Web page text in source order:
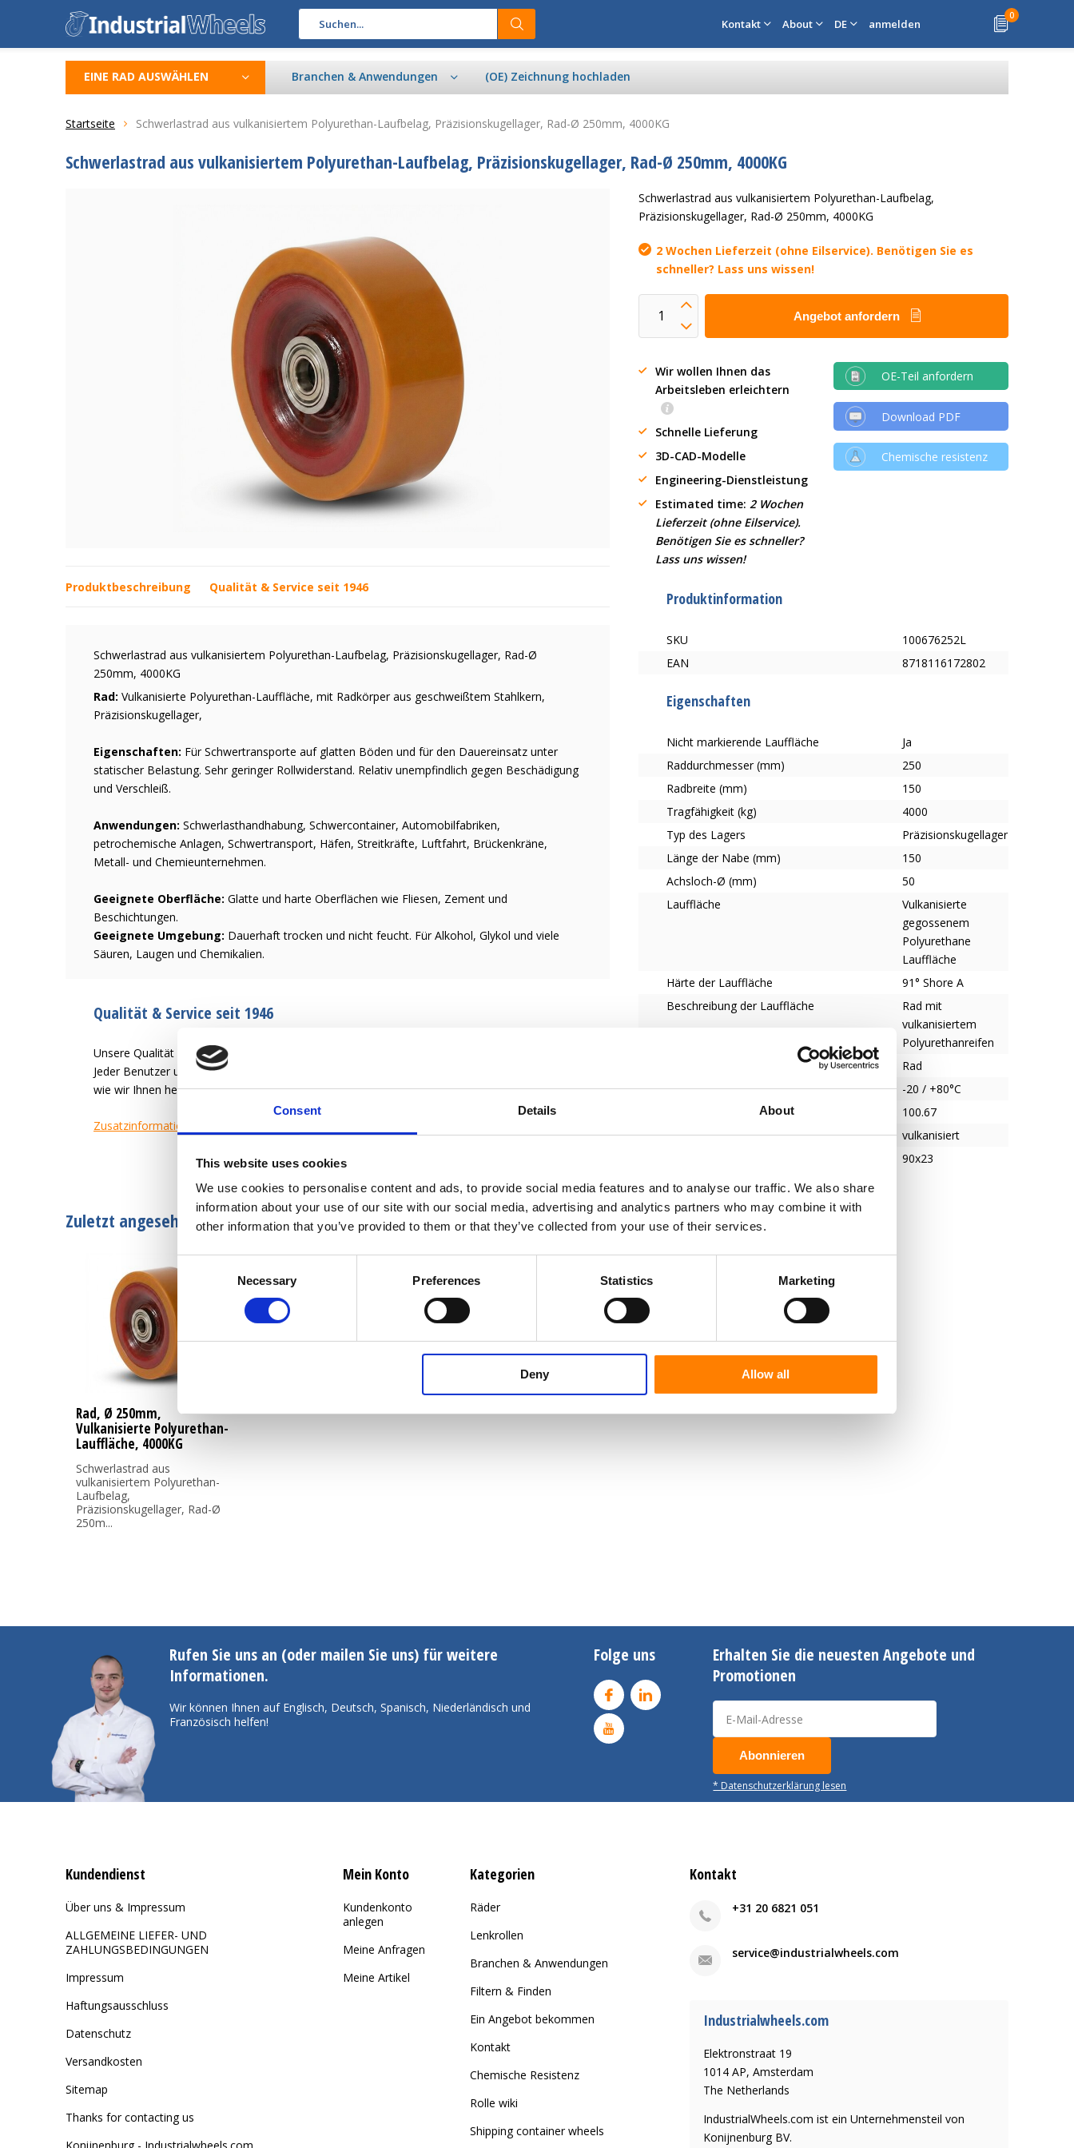
Consent Details About
This website uses cookies
We use cookies to personalise content and ads, to provide social media features and to analyse our traffic. We also share
information about your use of our site with our social media, advertising and analytics partners who may combine it with
other information that you’ve provided to them or that they’ve collected from your use of their services.
Selection
Necessary Preferences Statistics Marketing
Deny Allow all
Kontakt About DE anmelden
0
EINE RAD AUSWÄHLEN Branchen & Anwendungen (OE) Zeichnung hochladen
Startseite Schwerlastrad aus vulkanisiertem Polyurethan-Laufbelag, Präzisionskugellager, Rad-Ø 250mm, 4000KG
Schwerlastrad aus vulkanisiertem Polyurethan-Laufbelag, Präzisionskugellager, Rad-Ø 250mm, 4000KG
Produktbeschreibung Qualität & Service seit 1946
Schwerlastrad aus vulkanisiertem Polyurethan-Laufbelag, Präzisionskugellager, Rad-Ø
250mm, 4000KG
Rad: Vulkanisierte Polyurethan-Lauffläche, mit Radkörper aus geschweißtem Stahlkern,
Präzisionskugellager,
Eigenschaften: Für Schwertransporte auf glatten Böden und für den Dauereinsatz unter
statischer Belastung. Sehr geringer Rollwiderstand. Relativ unempfindlich gegen Beschädigung
und Verschleiß.
Anwendungen: Schwerlasthandhabung, Schwercontainer, Automobilfabriken,
petrochemische Anlagen, Schwertransport, Häfen, Streitkräfte, Luftfahrt, Brückenkräne,
Metall- und Chemieunternehmen.
Geeignete Oberfläche: Glatte und harte Oberflächen wie Fliesen, Zement und
Beschichtungen.
Geeignete Umgebung: Dauerhaft trocken und nicht feucht. Für Alkohol, Glykol und viele
Säuren, Laugen und Chemikalien.
Qualität & Service seit 1946
Unsere Qualität ist es, dem Benutzer des Rades ein einfacheres Arbeitsleben zu ermöglichen.
Jeder Benutzer und jede Anwendung hat unterschiedliche Bedürfnisse. Lassen Sie uns wissen,
wie wir Ihnen helfen können, ein zufriedener Kunde zu werden.
Zusatzinformation
Schwerlastrad aus vulkanisiertem Polyurethan-Laufbelag,
Präzisionskugellager, Rad-Ø 250mm, 4000KG
2 Wochen Lieferzeit (ohne Eilservice). Benötigen Sie es
schneller? Lass uns wissen!
Angebot anfordern
Wir wollen Ihnen das
Arbeitsleben erleichtern
Schnelle Lieferung
3D-CAD-Modelle
Engineering-Dienstleistung
Estimated time:2 Wochen
Lieferzeit (ohne Eilservice).
Benötigen Sie es schneller?
Lass uns wissen!
OE-Teil anfordern
Download PDF
Chemische resistenz
Produktinformation
SKU
100676252L
EAN
8718116172802
Eigenschaften
Nicht markierende Lauffläche
Ja
Raddurchmesser (mm)
250
Radbreite (mm)
150
Tragfähigkeit (kg)
4000
Typ des Lagers
Präzisionskugellager
Länge der Nabe (mm)
150
Achsloch-Ø (mm)
50
Lauffläche
Vulkanisierte
gegossenem
Polyurethane
Lauffläche
Härte der Lauffläche
91° Shore A
Beschreibung der Lauffläche
Rad mit
vulkanisiertem
Polyurethanreifen
Rad
Temperatur
-20 / +80°C
100.67
Verbindung Reifen/Felge
vulkanisiert
90x23
Zuletzt angesehen
Rad, Ø 250mm,
Vulkanisierte Polyurethan-
Lauffläche, 4000KG
Schwerlastrad aus
vulkanisiertem Polyurethan-
Laufbelag,
Präzisionskugellager, Rad-Ø
250m...
Rufen Sie uns an (oder mailen Sie uns) für weitere
Informationen.
Wir können Ihnen auf Englisch, Deutsch, Spanisch, Niederländisch und
Französisch helfen!
Folge uns
Erhalten Sie die neuesten Angebote und
Promotionen
Abonnieren
* Datenschutzerklärung lesen
Kundendienst
Über uns & Impressum
ALLGEMEINE LIEFER- UND
ZAHLUNGSBEDINGUNGEN
Impressum
Haftungsausschluss
Datenschutz
Versandkosten
Sitemap
Thanks for contacting us
Mein Konto
Kundenkonto
anlegen
Meine Anfragen
Meine Artikel
Kategorien
Räder
Lenkrollen
Branchen & Anwendungen
Filtern & Finden
Ein Angebot bekommen
Kontakt
Chemische Resistenz
Rolle wiki
Shipping container wheels
Kontakt
+31 20 6821 051
service@industrialwheels.com
Industrialwheels.com
Elektronstraat 19
1014 AP, Amsterdam
The Netherlands
IndustrialWheels.com ist ein Unternehmensteil von
Konijnenburg BV.